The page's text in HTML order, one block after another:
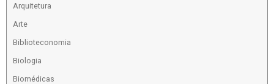
Arquitetura
Arte
Biblioteconomia
Biologia
Biomédicas